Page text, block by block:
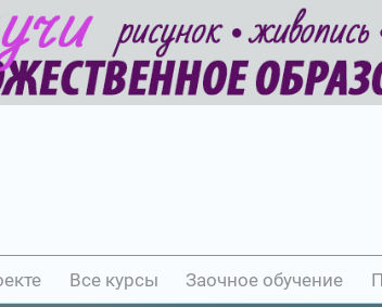
Все курсы Заочное обучение